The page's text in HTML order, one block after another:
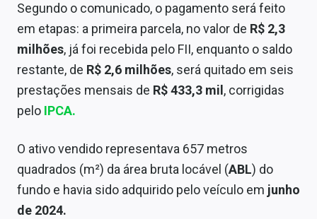
Sobre
Expediente
Contato
Segundo o comunicado, o pagamento será feito
em etapas: a primeira parcela, no valor de R$ 2,3
milhões, já foi recebida pelo FII, enquanto o saldo
restante, de R$ 2,6 milhões, será quitado em seis
prestações mensais de R$ 433,3 mil , corrigidas
pelo IPCA.
O ativo vendido representava 657 metros
quadrados (m²) da área bruta locável (ABL) do
fundo e havia sido adquirido pelo veículo em junho
de 2024.